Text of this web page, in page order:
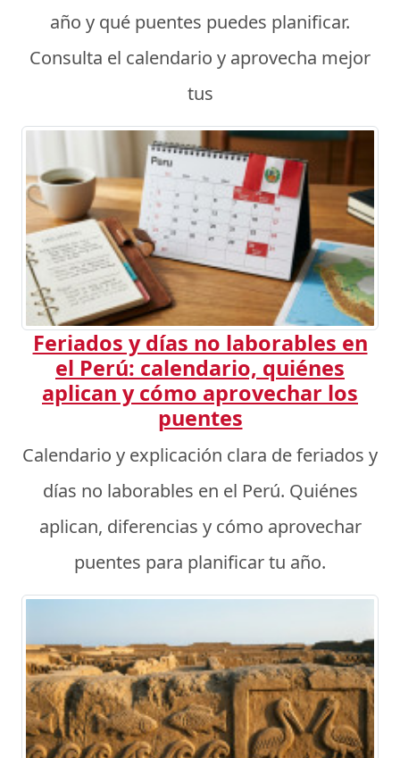
año y qué puentes puedes planificar.
Consulta el calendario y aprovecha mejor
tus
Feriados y días no laborables en
el Perú: calendario, quiénes
aplican y cómo aprovechar los
puentes
Calendario y explicación clara de feriados y
días no laborables en el Perú. Quiénes
aplican, diferencias y cómo aprovechar
puentes para planificar tu año.